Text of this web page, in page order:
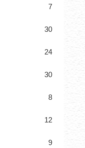
7
30
24
30
8
12
9